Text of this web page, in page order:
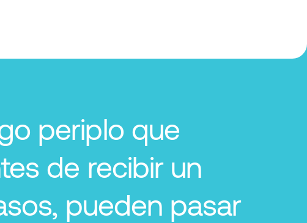
periplo que
de recibir un
pueden pasar